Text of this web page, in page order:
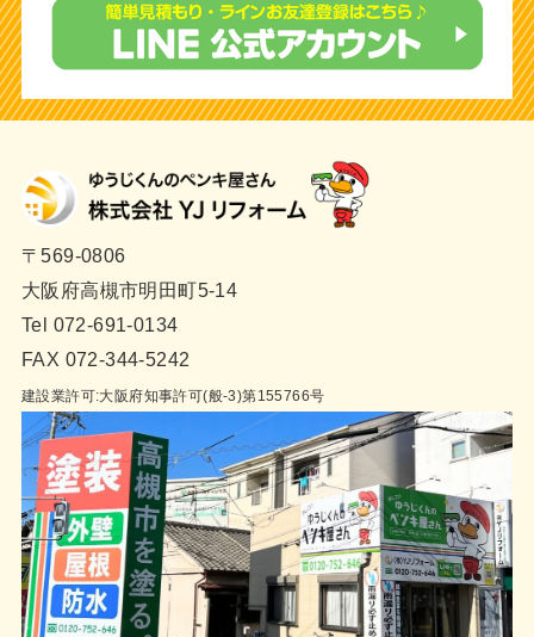
〒569-0806
大阪府高槻市明田町5-14
Tel 072-691-0134
FAX 072-344-5242
建設業許可:大阪府知事許可(般-3)第155766号